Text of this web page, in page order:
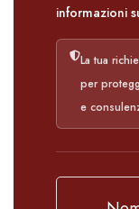
informazioni
La tua
per
e